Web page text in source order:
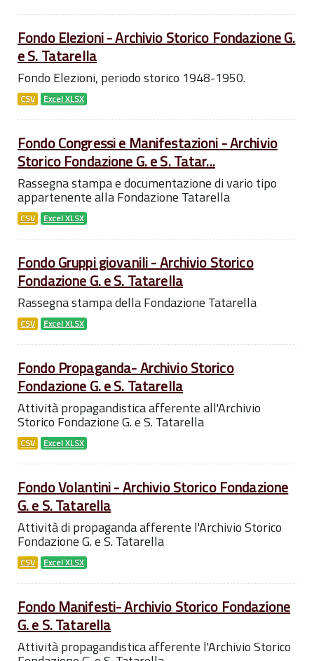
Fondo Elezioni - Archivio Storico Fondazione G.
e S. Tatarella
Fondo Elezioni, periodo storico 1948-1950.
CSV Excel XLSX
Fondo Congressi e Manifestazioni - Archivio
Storico Fondazione G. e S. Tatar...
Rassegna stampa e documentazione di vario tipo
appartenente alla Fondazione Tatarella
CSV Excel XLSX
Fondo Gruppi giovanili - Archivio Storico
Fondazione G. e S. Tatarella
Rassegna stampa della Fondazione Tatarella
CSV Excel XLSX
Fondo Propaganda- Archivio Storico
Fondazione G. e S. Tatarella
Attività propagandistica afferente all'Archivio
Storico Fondazione G. e S. Tatarella
CSV Excel XLSX
Fondo Volantini - Archivio Storico Fondazione
G. e S. Tatarella
Attività di propaganda afferente l'Archivio Storico
Fondazione G. e S. Tatarella
CSV Excel XLSX
Fondo Manifesti- Archivio Storico Fondazione
G. e S. Tatarella
Attività propagandistica afferente l'Archivio Storico